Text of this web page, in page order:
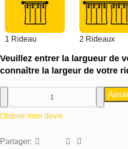
1 Rideau 2 Rideaux
Veuillez entrer la largueur de
connaître la largeur de votre
Obtenir mon devis
Partager: